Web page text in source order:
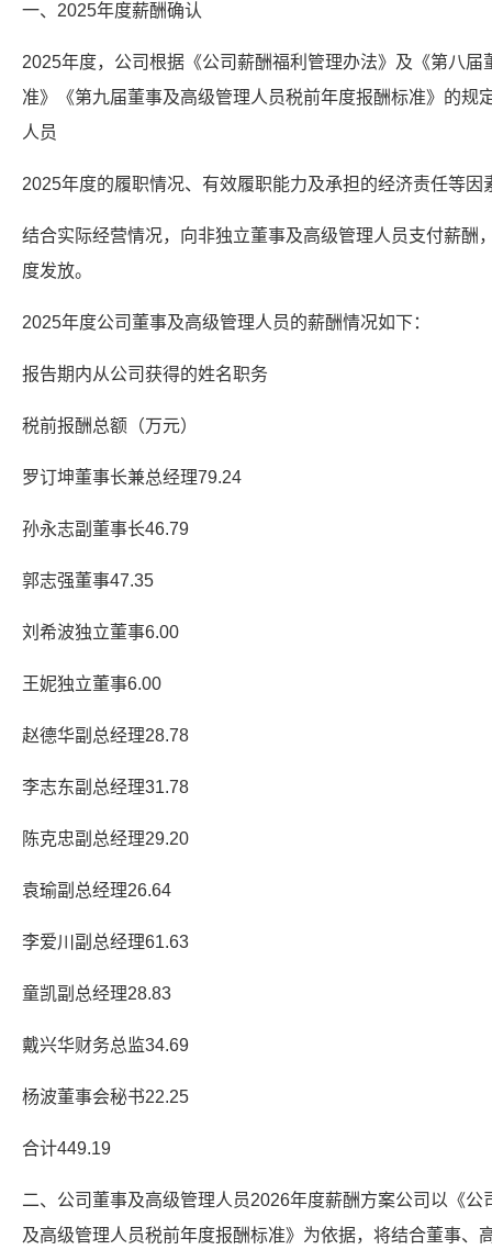
一、2025年度薪酬确认
2025年度，公司根据《公司薪酬福利管理办法》及《第八
准》《第九届董事及高级管理人员税前年度报酬标准》的规
人员
2025年度的履职情况、有效履职能力及承担的经济责任等因
结合实际经营情况，向非独立董事及高级管理人员支付薪酬
度发放。
2025年度公司董事及高级管理人员的薪酬情况如下：
报告期内从公司获得的姓名职务
税前报酬总额（万元）
罗订坤董事长兼总经理79.24
孙永志副董事长46.79
郭志强董事47.35
刘希波独立董事6.00
王妮独立董事6.00
赵德华副总经理28.78
李志东副总经理31.78
陈克忠副总经理29.20
袁瑜副总经理26.64
李爱川副总经理61.63
童凯副总经理28.83
戴兴华财务总监34.69
杨波董事会秘书22.25
合计449.19
二、公司董事及高级管理人员2026年度薪酬方案公司以《
及高级管理人员税前年度报酬标准》为依据，将结合董事、